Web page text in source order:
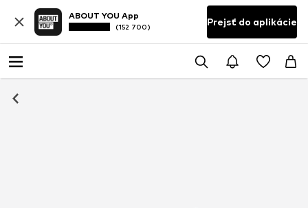
ABOUT YOU App
(152 700) Prejsť do aplikácie